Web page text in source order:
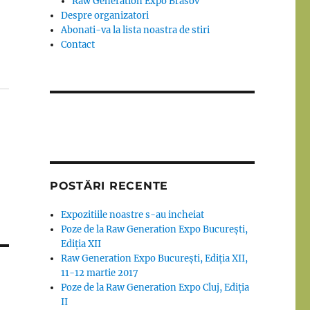
Despre organizatori
Abonati-va la lista noastra de stiri
Contact
POSTĂRI RECENTE
Expozitiile noastre s-au incheiat
Poze de la Raw Generation Expo București,
Ediția XII
Raw Generation Expo București, Ediția XII,
11-12 martie 2017
Poze de la Raw Generation Expo Cluj, Ediția
II